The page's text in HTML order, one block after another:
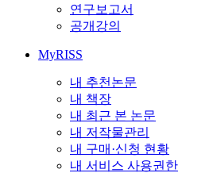
연구보고서
공개강의
MyRISS
내 추천논문
내 책장
내 최근 본 논문
내 저작물관리
내 구매·신청 현황
내 서비스 사용권한